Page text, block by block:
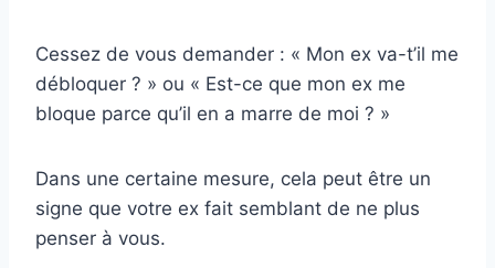
Cessez de vous demander : « Mon ex va-t’il me
débloquer ? » ou « Est-ce que mon ex me
bloque parce qu’il en a marre de moi ? »
Dans une certaine mesure, cela peut être un
signe que votre ex fait semblant de ne plus
penser à vous.